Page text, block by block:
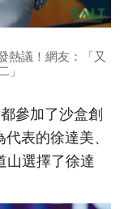
熱議！網友：「又
」
參加了沙盒創
表的徐達美、
山選擇了徐達